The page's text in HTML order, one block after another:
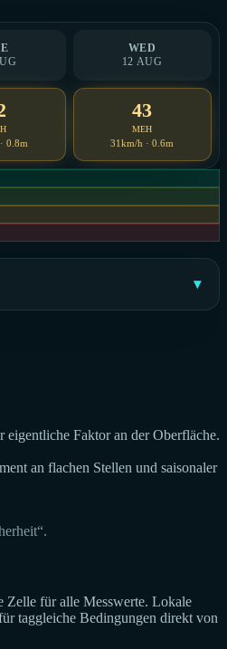
WED
12 AUG
0.8m
43
MEH
31km/h · 0.6m
Faktor an der Oberfläche.
an flachen Stellen und saisonaler
Zelle für alle Messwerte. Lokale
taggleiche Bedingungen direkt von